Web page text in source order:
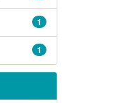
1
1